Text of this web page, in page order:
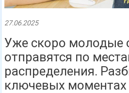
27.06.2025
Уже скоро молодые
отправятся по
распределения.
ключевых моментах